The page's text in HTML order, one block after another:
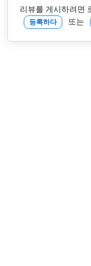
리뷰를 게시하려면
등록하다 또는